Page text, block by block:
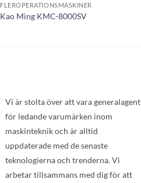
FLEROPERATIONSMASKINER
Kao Ming KMC-8000SV
Vi är stolta över att vara generalagent
för ledande varumärken inom
maskinteknik och är alltid
uppdaterade med de senaste
teknologierna och trenderna. Vi
arbetar tillsammans med dig för att